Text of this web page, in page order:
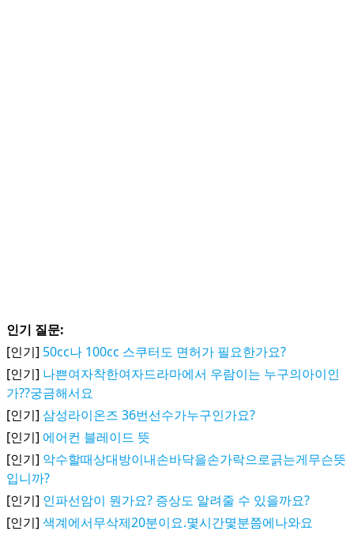
인기 질문:
[인기] 50cc나 100cc 스쿠터도 면허가 필요한가요?
[인기] 나쁜여자착한여자드라마에서 우람이는 누구의아이인
가??궁금해서요
[인기] 삼성라이온즈 36번선수가누구인가요?
[인기] 에어컨 블레이드 뜻
[인기] 악수할때상대방이내손바닥을손가락으로긁는게무슨뜻
입니까?
[인기] 인파선암이 뭔가요? 증상도 알려줄 수 있을까요?
[인기] 색계에서무삭제20분이요.몇시간몇분쯤에나와요